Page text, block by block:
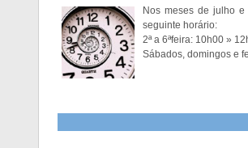
Nos meses de julho
seguinte horário:
2ª a 6ªfeira: 10h00 »
Sábados, domingos e